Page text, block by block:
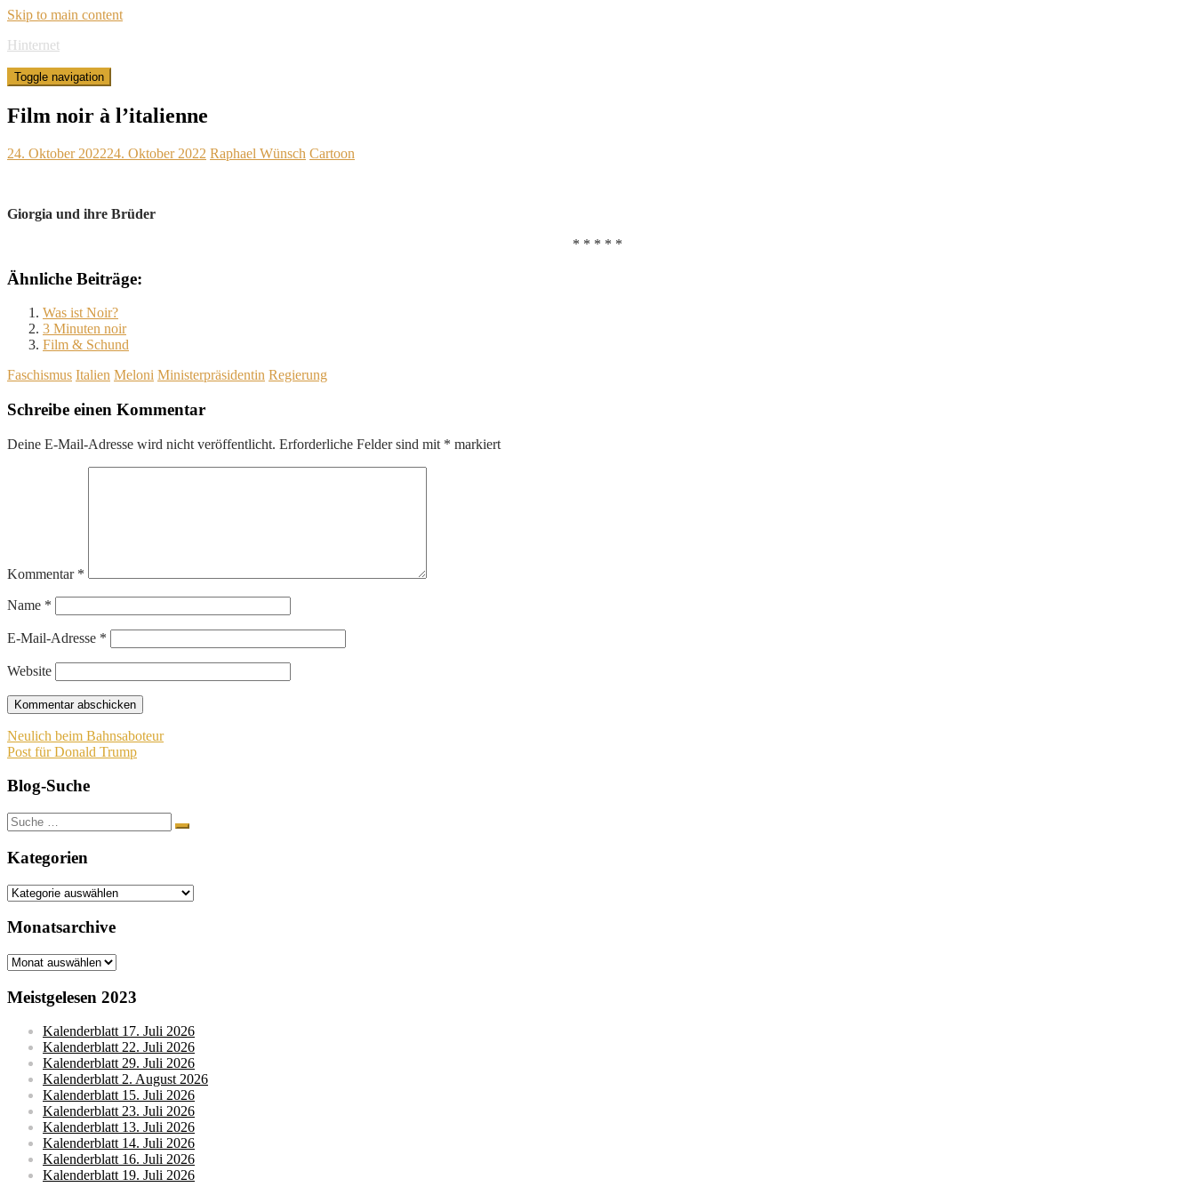
Skip to main content
Hinternet
Toggle navigation
Film noir à l’italienne
24. Oktober 202224. Oktober 2022 Raphael Wünsch Cartoon
Giorgia und ihre Brüder
* * * * *
Ähnliche Beiträge:
Was ist Noir?
3 Minuten noir
Film & Schund
Faschismus Italien Meloni Ministerpräsidentin Regierung
Schreibe einen Kommentar
Deine E-Mail-Adresse wird nicht veröffentlicht. Erforderliche Felder sind mit * markiert
Kommentar *
Name *
E-Mail-Adresse *
Website
Beitragsnavigation
Neulich beim Bahnsaboteur
Post für Donald Trump
Blog-Suche
Suche
nach:
Kategorien
Kategorien
Monatsarchive
Monatsarchive
Meistgelesen 2023
Kalenderblatt 17. Juli 2026
Kalenderblatt 22. Juli 2026
Kalenderblatt 29. Juli 2026
Kalenderblatt 2. August 2026
Kalenderblatt 15. Juli 2026
Kalenderblatt 23. Juli 2026
Kalenderblatt 13. Juli 2026
Kalenderblatt 14. Juli 2026
Kalenderblatt 16. Juli 2026
Kalenderblatt 19. Juli 2026